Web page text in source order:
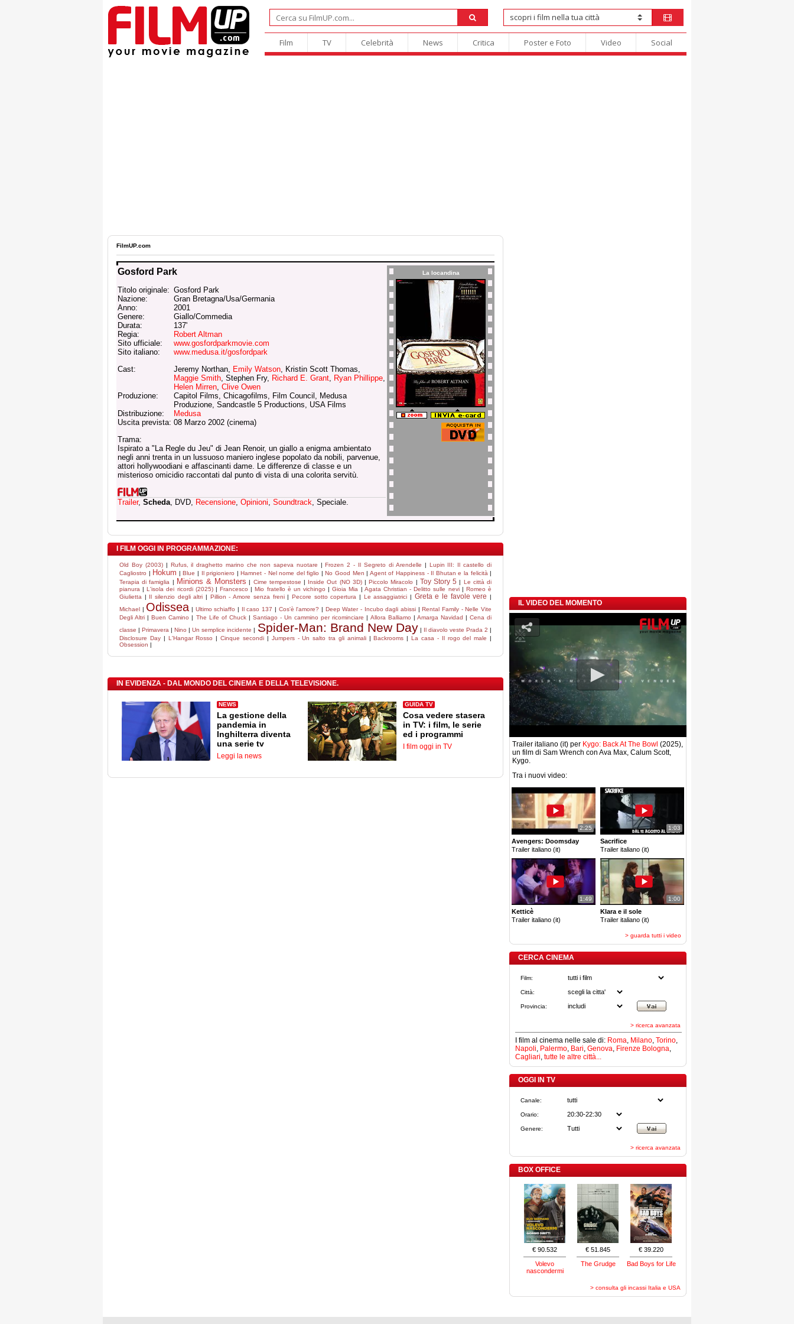
Film TV Celebrità News Critica Poster e Foto Video Social
FilmUP.com
Gosford Park
Titolo originale: Gosford Park
Nazione:
Gran Bretagna/Usa/Germania
Anno:
2001
Genere:
Giallo/Commedia
Durata:
137'
Regia:
Robert Altman
Sito ufficiale:
www.gosfordparkmovie.com
Sito italiano:
www.medusa.it/gosfordpark
Cast:
Jeremy Northan, Emily Watson, Kristin Scott Thomas,
Maggie Smith, Stephen Fry, Richard E. Grant, Ryan Phillippe,
Helen Mirren, Clive Owen
Produzione:
Capitol Films, Chicagofilms, Film Council, Medusa
Produzione, Sandcastle 5 Productions, USA Films
Distribuzione:
Medusa
Uscita prevista: 08 Marzo 2002 (cinema)
Trama:
Ispirato a "La Regle du Jeu" di Jean Renoir, un giallo a enigma ambientato
negli anni trenta in un lussuoso maniero inglese popolato da nobili, parvenue,
attori hollywoodiani e affascinanti dame. Le differenze di classe e un
misterioso omicidio raccontati dal punto di vista di una colorita servitù.
Trailer, Scheda, DVD, Recensione, Opinioni, Soundtrack, Speciale.
La locandina
I FILM OGGI IN PROGRAMMAZIONE:
Old Boy (2003)| Rufus, il draghetto marino che non sapeva nuotare |Frozen 2 - Il Segreto di Arendelle | Lupin III: Il castello di
Cagliostro | Hokum |Blue | Il prigioniero |Hamnet - Nel nome del figlio |No Good Men | Agent of Happiness - Il Bhutan e la felicità |
Terapia di famiglia | Minions & Monsters | Cime tempestose | Inside Out (NO 3D)|Piccolo Miracolo | Toy Story 5 | Le città di
pianura |L'isola dei ricordi (2025)|Francesco |Mio fratello è un vichingo |Gioia Mia | Agata Christian - Delitto sulle nevi| Romeo è
Giulietta | Il silenzio degli altri | Pillion - Amore senza freni| Pecore sotto copertura | Le assaggiatrici | Greta e le favole vere |
Michael | Odissea | Ultimo schiaffo | Il caso 137 | Cos'è l'amore? | Deep Water - Incubo dagli abissi |Rental Family - Nelle Vite
Degli Altri |Buen Camino | The Life of Chuck| Santiago - Un cammino per ricominciare | Allora Balliamo | Amarga Navidad |Cena di
classe |Primavera |Nino |Un semplice incidente | Spider-Man: Brand New Day | Il diavolo veste Prada 2 |
Disclosure Day| L'Hangar Rosso |Cinque secondi| Jumpers - Un salto tra gli animali|Backrooms |La casa - Il rogo del male |
Obsession |
IN EVIDENZA - DAL MONDO DEL CINEMA E DELLA TELEVISIONE.
NEWS
La gestione della
pandemia in
Inghilterra diventa
una serie tv
Leggi la news
GUIDA TV
Cosa vedere stasera
in TV: i film, le serie
ed i programmi
I film oggi in TV
IL VIDEO DEL MOMENTO
Trailer italiano (it) per Kygo: Back At The Bowl (2025),
un film di Sam Wrench con Ava Max, Calum Scott,
Kygo.
Tra i nuovi video:
2:25
Avengers: Doomsday
Trailer italiano (it)
1:03
Sacrifice
Trailer italiano (it)
1:49
Ketticè
Trailer italiano (it)
1:00
Klara e il sole
Trailer italiano (it)
> guarda tutti i video
CERCA CINEMA
Film:
Città:
Provincia:
> ricerca avanzata
I film al cinema nelle sale di: Roma, Milano, Torino,
Napoli, Palermo, Bari, Genova, Firenze Bologna,
Cagliari, tutte le altre città...
OGGI IN TV
Canale:
Orario:
Genere:
> ricerca avanzata
BOX OFFICE
€ 90.532
Volevo
nascondermi
€ 51.845
The Grudge
€ 39.220
Bad Boys for Life
> consulta gli incassi Italia e USA